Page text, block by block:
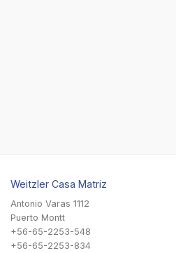
Weitzler Casa Matriz
Antonio Varas 1112
Puerto Montt
+56-65-2253-548
+56-65-2253-834